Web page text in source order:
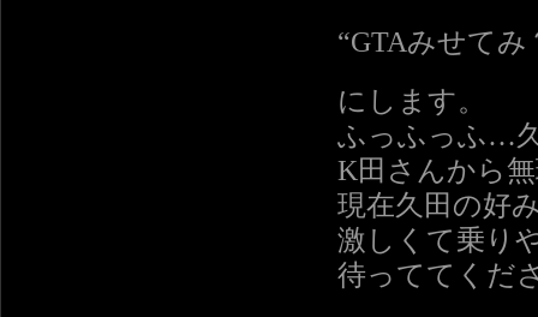
“GTAみせてみ
にします。
ふっふっふ…
K田さんから
現在久田の好
激しくて乗り
待っててくだ